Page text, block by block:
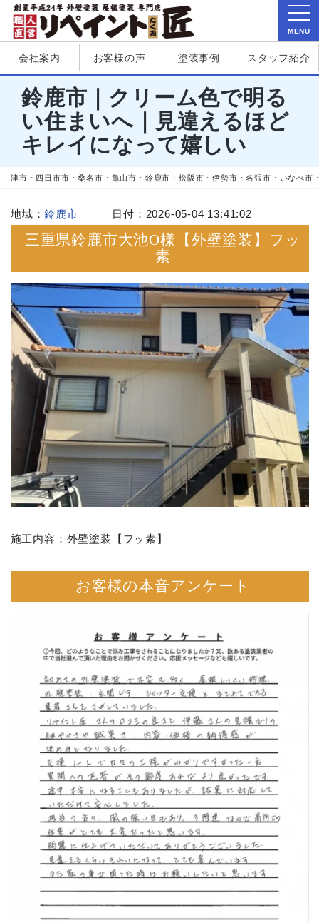
会社案内 お客様の声 塗装事例 スタッフ紹介
鈴鹿市｜クリーム色で明る
い住まいへ｜見違えるほど
キレイになって嬉しい
津市・四日市市・桑名市・亀山市・鈴鹿市・松阪市・伊勢市・名張市・いなべ市
地域：鈴鹿市 ｜ 日付：2026-05-04 13:41:02
三重県鈴鹿市大池O様【外壁塗装】フッ
素
施工内容：外壁塗装【フッ素】
お客様の本音アンケート
MENU